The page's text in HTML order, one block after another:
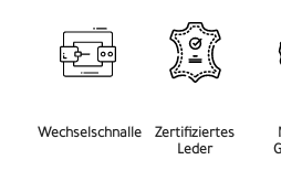
Wechselschnalle
Zertifiziertes
Leder